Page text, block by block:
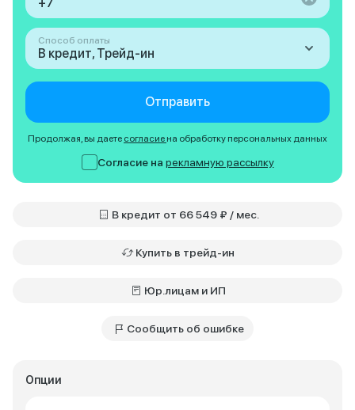
Опции
Способ оплаты
В кредит, Трейд-ин
Отправить
Продолжая, вы даете согласие на обработку персональных данных
Согласие на рекламную рассылку
В кредит от 66 549 ₽ / мес.
Купить в трейд-ин
Юр.лицам и ИП
Сообщить об ошибке